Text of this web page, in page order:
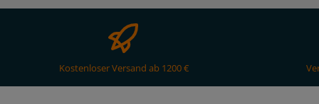
Kostenloser Versand ab 1200 €